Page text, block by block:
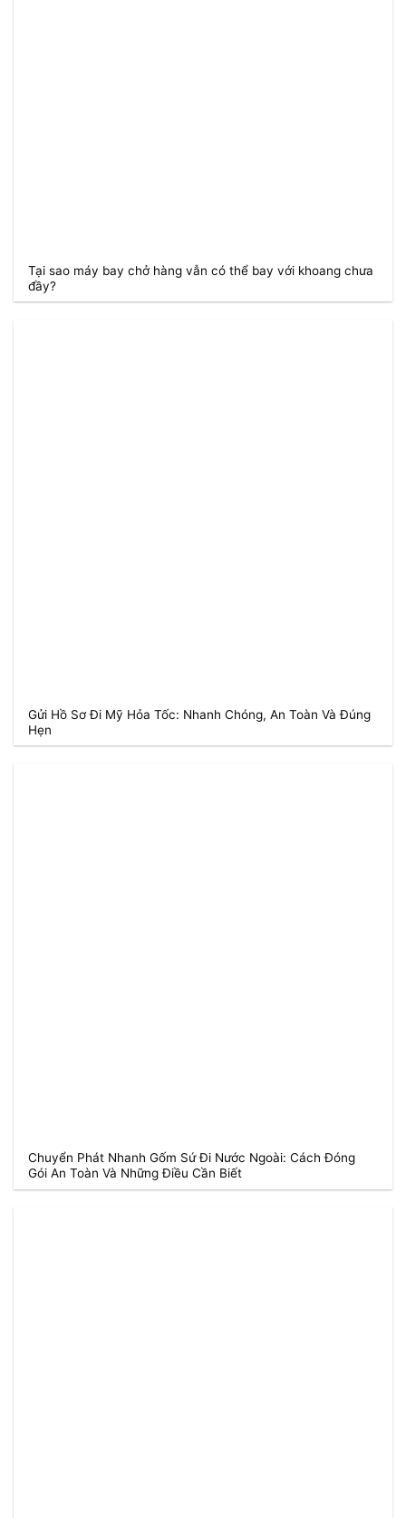
Tại sao máy bay chở hàng vẫn có thể bay với khoang chưa
đầy?
Gửi Hồ Sơ Đi Mỹ Hỏa Tốc: Nhanh Chóng, An Toàn Và Đúng
Hẹn
Chuyển Phát Nhanh Gốm Sứ Đi Nước Ngoài: Cách Đóng
Gói An Toàn Và Những Điều Cần Biết